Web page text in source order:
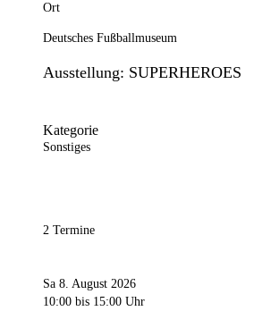
Ort
Deutsches Fußballmuseum
Ausstellung: SUPERHEROES
Kategorie
Sonstiges
2 Termine
Sa 8. August 2026
10:00 bis 15:00 Uhr